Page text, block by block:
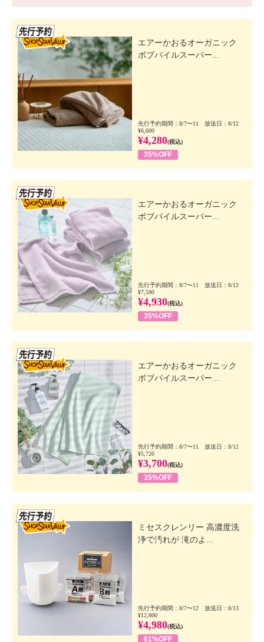
エアーかおるオーガニック
ボブパイルスーパー...
先行予約期間：8/7〜11 放送日：8/12
¥6,600
¥4,280(税込)
35%OFF
エアーかおるオーガニック
ボブパイルスーパー...
先行予約期間：8/7〜11 放送日：8/12
¥7,590
¥4,930(税込)
35%OFF
エアーかおるオーガニック
ボブパイルスーパー...
先行予約期間：8/7〜11 放送日：8/12
¥5,720
¥3,700(税込)
35%OFF
ミセスクレンリー 高濃度洗
浄で汚れが 滝のよ...
先行予約期間：8/7〜12 放送日：8/13
¥12,800
¥4,980(税込)
61%OFF